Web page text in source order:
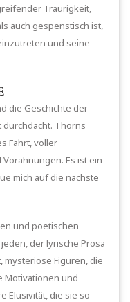
Traurigkeit,
auch gespenstisch ist,
und seine
die Geschichte der
Thorns
Fahrt, voller
Es ist ein
mich auf die nächste
und poetischen
der lyrische Prosa
mysteriöse Figuren, die
Motivationen und
Elusivität, die sie so